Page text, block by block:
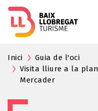
Inici
Guia de l'oci
Visita lliure a la
Mercader